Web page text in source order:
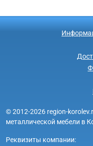
© 2012-2026 region-
металлической мебели в
Реквизиты компании: